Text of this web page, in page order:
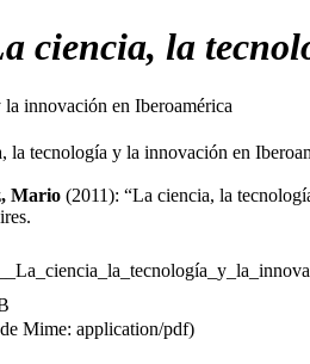
ciencia, la
la tecnología y la innovación en
Mario (2011): “La ciencia, la
Mime: application/pdf)